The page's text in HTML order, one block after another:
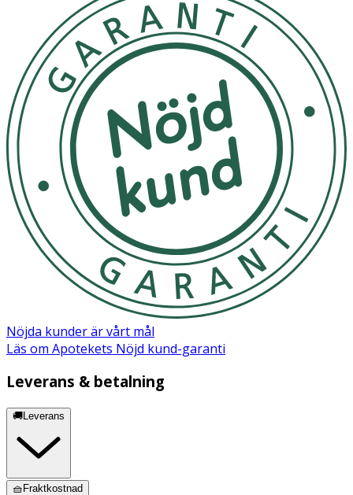
Sodium Benzoate, Citric Acid.
Nöjda kunder är vårt mål
Läs om Apotekets Nöjd kund-garanti
Leverans & betalning
🚚Leverans
🧺Fraktkostnad